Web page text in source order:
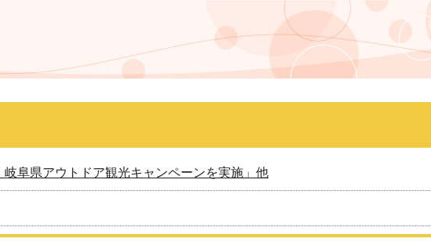
阜県アウトドア観光キャンペーンを実施」他